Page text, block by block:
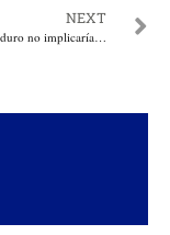
NEXT
Captura de Maduro no implicaría una recuperación inmediata ni plena de su industria petrolera, sino un proceso gradual, selectivo: Sergio Cabrales